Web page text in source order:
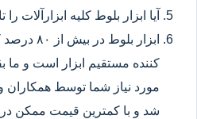
آیا ابزار بلوط کلیه ابزارآلات
ابزار بلوط
کننده مستقیم ابزار است و ما
مورد نیاز شما توسط همکاران
شد و با کمترین قیمت ممکن در